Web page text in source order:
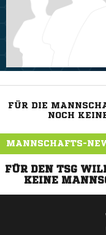
FÜR DIE
NOCH
MANNSCHAFTS-
FÜR DEN TSG
KEINE